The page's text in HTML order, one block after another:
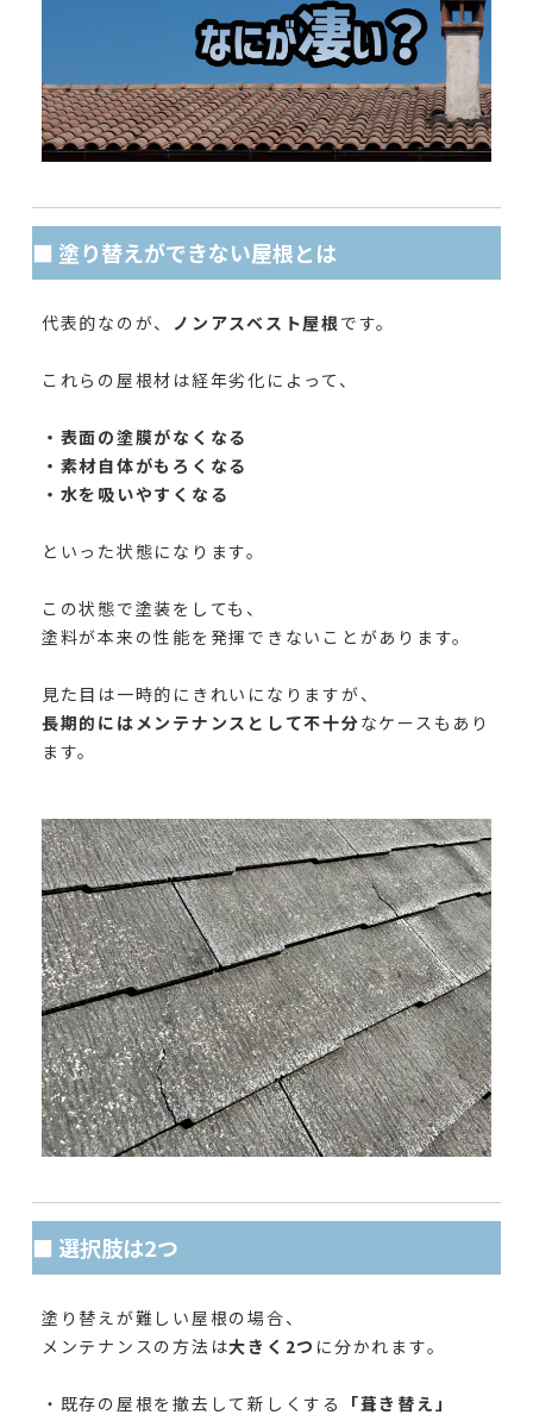
■ 塗り替えができない屋根とは
代表的なのが、 ノンアスベスト屋根です。
これらの屋根材は経年劣化によって、
・表面の塗膜がなくなる
・素材自体がもろくなる
・水を吸いやすくなる
といった状態になります。
この状態で塗装をしても、
塗料が本来の性能を発揮できないことがあります。
見た目は一時的にきれいになりますが、
長期的にはメンテナンスとして不十分なケースもあり
ます。
■ 選択肢は2つ
塗り替えが難しい屋根の場合、
メンテナンスの方法は大きく2つ に分かれます。
・既存の屋根を撤去して新しくする
「葺き替え」